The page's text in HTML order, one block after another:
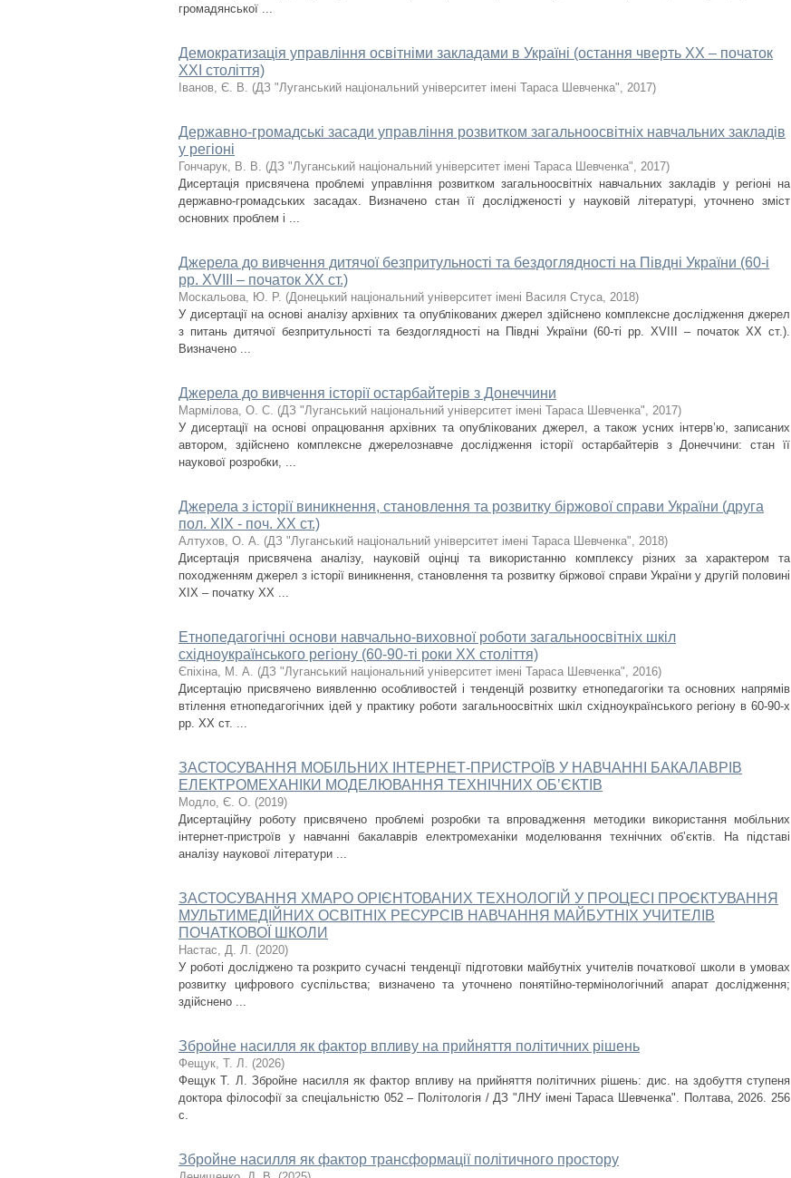
громадянської ...
Демократизація управління освітніми закладами в Україні (остання чверть ХХ – початок
ХХІ століття)
Іванов, Є. В. (ДЗ "Луганський національний університет імені Тараса Шевченка", 2017)
Державно-громадські засади управління розвитком загальноосвітніх навчальних закладів
у регіоні
Гончарук, В. В. (ДЗ "Луганський національний університет імені Тараса Шевченка", 2017)
Дисертація присвячена проблемі управління розвитком загальноосвітніх навчальних закладів у регіоні на
державно-громадських засадах. Визначено стан її дослідженості у науковій літературі, уточнено зміст
основних проблем і ...
Джерела до вивчення дитячої безпритульності та бездоглядності на Півдні України (60-і
рр. XVIII – початок XX ст.)
Москальова, Ю. Р. (Донецький національний університет імені Василя Стуса, 2018)
У дисертації на основі аналізу архівних та опублікованих джерел здійснено комплексне дослідження джерел
з питань дитячої безпритульності та бездоглядності на Півдні України (60-ті рр. XVIIІ – початок ХХ ст.).
Визначено ...
Джерела до вивчення історії остарбайтерів з Донеччини
Мармілова, О. С. (ДЗ "Луганський національний університет імені Тараса Шевченка", 2017)
У дисертації на основі опрацювання архівних та опублікованих джерел, а також усних інтерв’ю, записаних
автором, здійснено комплексне джерелознавче дослідження історії остарбайтерів з Донеччини: стан її
наукової розробки, ...
Джерела з історії виникнення, становлення та розвитку біржової справи України (друга
пол. ХІХ - поч. ХХ ст.)
Алтухов, О. А. (ДЗ "Луганський національний університет імені Тараса Шевченка", 2018)
Дисертація присвячена аналізу, науковій оцінці та використанню комплексу різних за характером та
походженням джерел з історії виникнення, становлення та розвитку біржової справи України у другій половині
ХІХ – початку ХХ ...
Етнопедагогічні основи навчально-виховної роботи загальноосвітніх шкіл
східноукраїнського регіону (60-90-ті роки ХХ століття)
Єпіхіна, М. А. (ДЗ "Луганський національний університет імені Тараса Шевченка", 2016)
Дисертацію присвячено виявленню особливостей і тенденцій розвитку етнопедагогіки та основних напрямів
втілення етнопедагогічних ідей у практику роботи загальноосвітніх шкіл східноукраїнського регіону в 60-90-х
рр. XX ст. ...
ЗАСТОСУВАННЯ МОБІЛЬНИХ ІНТЕРНЕТ-ПРИСТРОЇВ У НАВЧАННІ БАКАЛАВРІВ
ЕЛЕКТРОМЕХАНІКИ МОДЕЛЮВАННЯ ТЕХНІЧНИХ ОБ’ЄКТІВ
Модло, Є. О. (2019)
Дисертаційну роботу присвячено проблемі розробки та впровадження методики використання мобільних
інтернет-пристроїв у навчанні бакалаврів електромеханіки моделювання технічних об’єктів. На підставі
аналізу наукової літератури ...
ЗАСТОСУВАННЯ ХМАРО ОРІЄНТОВАНИХ ТЕХНОЛОГІЙ У ПРОЦЕСІ ПРОЄКТУВАННЯ
МУЛЬТИМЕДІЙНИХ ОСВІТНІХ РЕСУРСІВ НАВЧАННЯ МАЙБУТНІХ УЧИТЕЛІВ
ПОЧАТКОВОЇ ШКОЛИ
Настас, Д. Л. (2020)
У роботі досліджено та розкрито сучасні тенденції підготовки майбутніх учителів початкової школи в умовах
розвитку цифрового суспільства; визначено та уточнено понятійно-термінологічний апарат дослідження;
здійснено ...
Збройне насилля як фактор впливу на прийняття політичних рішень
Фещук, Т. Л. (2026)
Фещук Т. Л. Збройне насилля як фактор впливу на прийняття політичних рішень: дис. на здобуття ступеня
доктора філософії за спеціальністю 052 – Політологія / ДЗ "ЛНУ імені Тараса Шевченка". Полтава, 2026. 256
с.
Збройне насилля як фактор трансформації політичного простору